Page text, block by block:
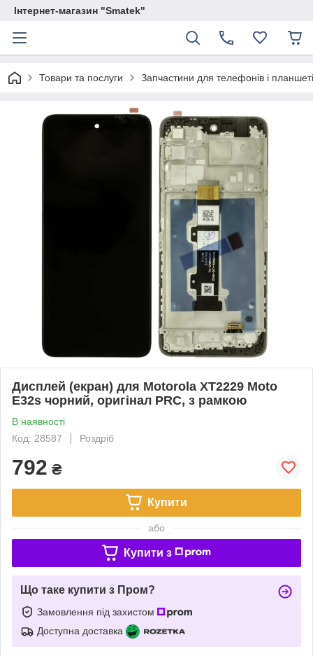
Інтернет-магазин "Smatek"
Товари та послуги Запчастини для телефонів і
Дисплей (екран) для Motorola XT2229 Moto
E32s чорний, оригінал PRC, з рамкою
В наявності
Код: 28587
Роздріб
792 ₴
Купити
або
Купити з
Що таке купити з Пром?
Замовлення під захистом
Доступна доставка